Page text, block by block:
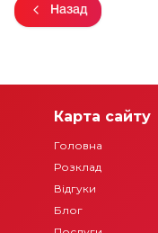
Назад
Карта сайту
Головна
Розклад
Відгуки
Блог